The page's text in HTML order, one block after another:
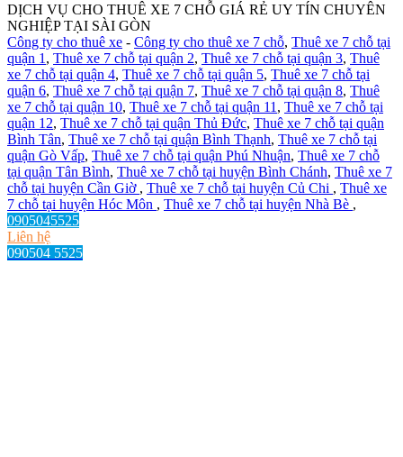
DỊCH VỤ CHO THUÊ XE 7 CHỖ GIÁ RẺ UY TÍN CHUYÊN
NGHIỆP TẠI SÀI GÒN
Công ty cho thuê xe - Công ty cho thuê xe 7 chỗ, Thuê xe 7 chỗ tại
quận 1 , Thuê xe 7 chỗ tại quận 2, Thuê xe 7 chỗ tại quận 3, Thuê
xe 7 chỗ tại quận 4, Thuê xe 7 chỗ tại quận 5, Thuê xe 7 chỗ tại
quận 6, Thuê xe 7 chỗ tại quận 7, Thuê xe 7 chỗ tại quận 8, Thuê
xe 7 chỗ tại quận 10, Thuê xe 7 chỗ tại quận 11 , Thuê xe 7 chỗ tại
quận 12, Thuê xe 7 chỗ tại quận Thủ Đức, Thuê xe 7 chỗ tại quận
Bình Tân, Thuê xe 7 chỗ tại quận Bình Thạnh, Thuê xe 7 chỗ tại
quận Gò Vấp, Thuê xe 7 chỗ tại quận Phú Nhuận, Thuê xe 7 chỗ
tại quận Tân Bình, Thuê xe 7 chỗ tại huyện Bình Chánh, Thuê xe 7
chỗ tại huyện Cần Giờ , Thuê xe 7 chỗ tại huyện Củ Chi , Thuê xe
7 chỗ tại huyện Hóc Môn , Thuê xe 7 chỗ tại huyện Nhà Bè ,
0905045525
Liên hệ
090504 5525